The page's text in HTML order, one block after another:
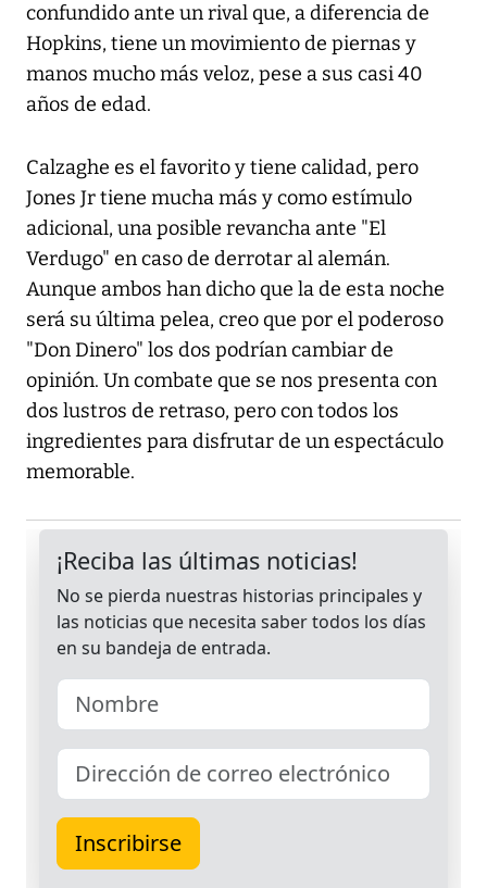
confundido ante un rival que, a diferencia de
Hopkins, tiene un movimiento de piernas y
manos mucho más veloz, pese a sus casi 40
años de edad.
Calzaghe es el favorito y tiene calidad, pero
Jones Jr tiene mucha más y como estímulo
adicional, una posible revancha ante "El
Verdugo" en caso de derrotar al alemán.
Aunque ambos han dicho que la de esta noche
será su última pelea, creo que por el poderoso
"Don Dinero" los dos podrían cambiar de
opinión. Un combate que se nos presenta con
dos lustros de retraso, pero con todos los
ingredientes para disfrutar de un espectáculo
memorable.